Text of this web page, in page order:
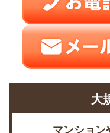
大
マンション